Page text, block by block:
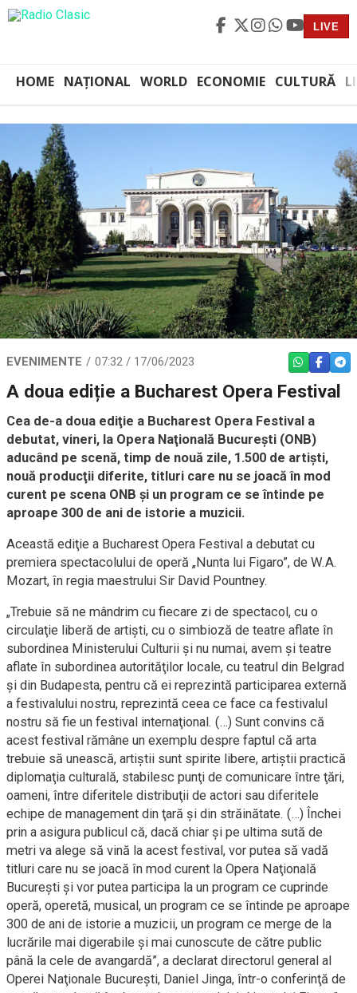
LIVE
HOME NAȚIONAL WORLD ECONOMIE CULTURĂ
EVENIMENTE 07:32 / 17/06/2023 WHATSAPP
A doua ediție a Bucharest Opera Festival
Cea de-a doua ediţie a Bucharest Opera Festival a
debutat, vineri, la Opera Naţională Bucureşti (ONB)
aducând pe scenă, timp de nouă zile, 1.500 de artişti,
nouă producţii diferite, titluri care nu se joacă în mod
curent pe scena ONB şi un program ce se întinde pe
aproape 300 de ani de istorie a muzicii.
Această ediţie a Bucharest Opera Festival a debutat cu
premiera spectacolului de operă „Nunta lui Figaro”, de W.A.
Mozart, în regia maestrului Sir David Pountney.
„Trebuie să ne mândrim cu fiecare zi de spectacol, cu o
circulaţie liberă de artişti, cu o simbioză de teatre aflate în
subordinea Ministerului Culturii şi nu numai, avem şi teatre
aflate în subordinea autorităţilor locale, cu teatrul din Belgrad
şi din Budapesta, pentru că ei reprezintă participarea externă
a festivalului nostru, reprezintă ceea ce face ca festivalul
nostru să fie un festival internaţional. (…) Sunt convins că
acest festival rămâne un exemplu despre faptul că arta
trebuie să unească, artiştii sunt spirite libere, artiştii practică
diplomaţia culturală, stabilesc punţi de comunicare între ţări,
oameni, între diferitele distribuţii de actori sau diferitele
echipe de management din ţară şi din străinătate. (…) Închei
prin a asigura publicul că, dacă chiar şi pe ultima sută de
metri va alege să vină la acest festival, vor putea să vadă
titluri care nu se joacă în mod curent la Opera Naţională
Bucureşti şi vor putea participa la un program ce cuprinde
operă, operetă, musical, un program ce se întinde pe aproape
300 de ani de istorie a muzicii, un program ce merge de la
lucrările mai digerabile şi mai cunoscute de către public
până la cele de avangardă”, a declarat directorul general al
Operei Naţionale Bucureşti, Daniel Jinga, într-o conferinţă de